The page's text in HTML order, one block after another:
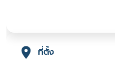
ที่ตั้ง